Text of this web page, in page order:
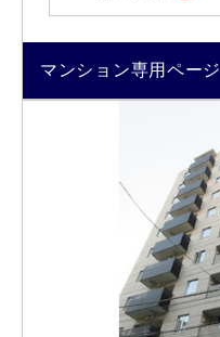
マンション専用ページ